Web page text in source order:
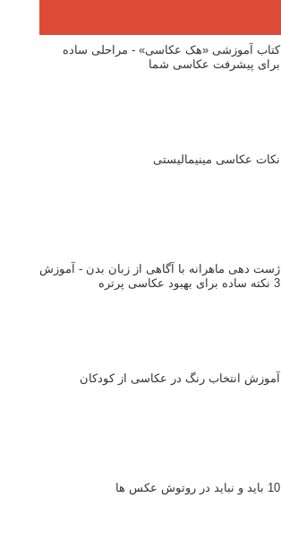
کتاب آموزشی «هک عکاسی» - مراحلی ساده
برای پیشرفت عکاسی شما
نکات عکاسی مینیمالیستی
ژست دهی ماهرانه با آگاهی از زبان بدن - آموزش
3 نکته ساده برای بهبود عکاسی پرتره
آموزش انتخاب رنگ در عکاسی از کودکان
10 باید و نباید در روتوش عکس ها